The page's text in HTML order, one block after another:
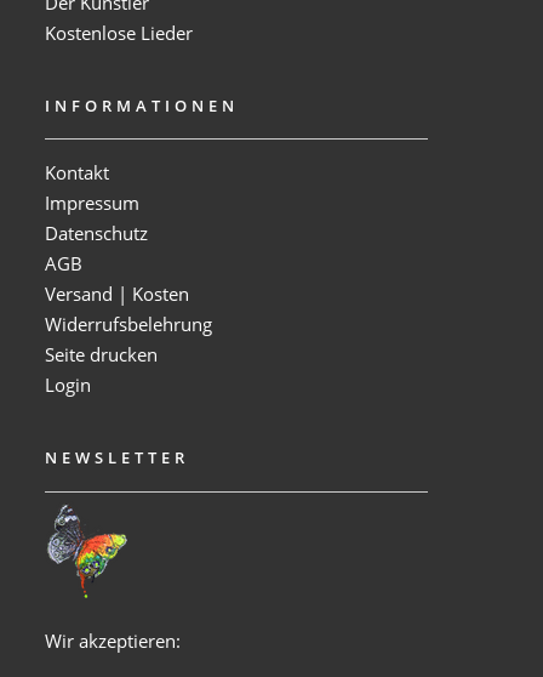
Kostenlose Lieder
INFORMATIONEN
Kontakt
Impressum
Datenschutz
AGB
Versand | Kosten
Widerrufsbelehrung
Seite drucken
Login
NEWSLETTER
Wir akzeptieren: